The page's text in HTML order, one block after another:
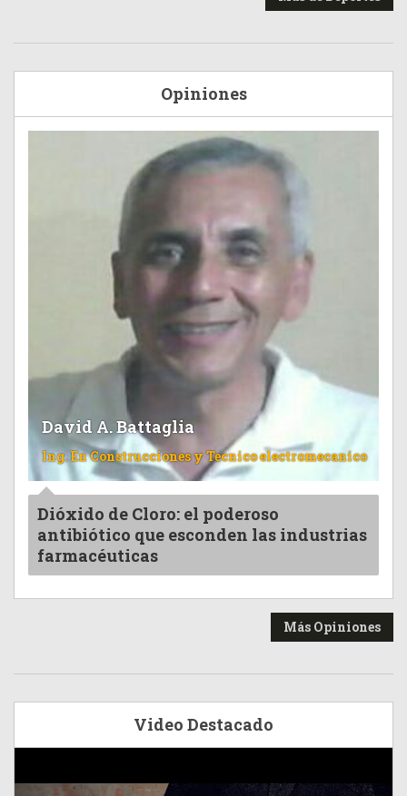
Opiniones
David A. Battaglia
Ing. En Construcciones y Tecnico electromecanico
Dióxido de Cloro: el poderoso
antibiótico que esconden las industrias
farmacéuticas
Más Opiniones
Video Destacado